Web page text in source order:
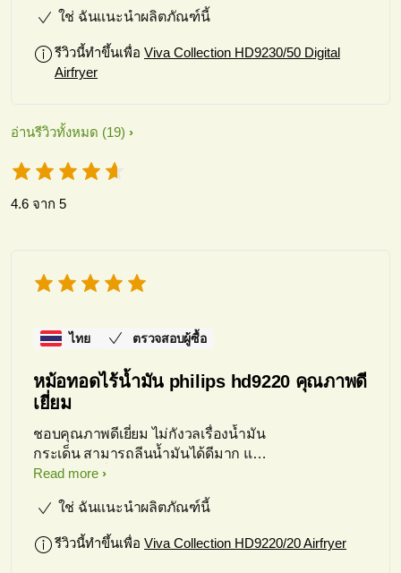
Great service.
ใช่ ฉันแนะนำผลิตภัณฑ์นี้
รีวิวนี้ทำขึ้นเพื่อ Viva Collection HD9230/50 Digital
Airfryer
อ่านรีวิวทั้งหมด (19)
4.6 จาก 5
ไทย ตรวจสอบผู้ซื้อ
หม้อทอดไร้น้ำมัน philips hd9220 คุณภาพดี
เยี่ยม
ชอบคุณภาพดีเยี่ยม ไม่กังวลเรื่องน้ำมัน
กระเด็น สามารถลีนน้ำมันได้ดีมาก แต่
จะมีจังหวะที่ timer หยุดทำงานเป็นบาง
Read more
ใช่ ฉันแนะนำผลิตภัณฑ์นี้
รีวิวนี้ทำขึ้นเพื่อ Viva Collection HD9220/20 Airfryer